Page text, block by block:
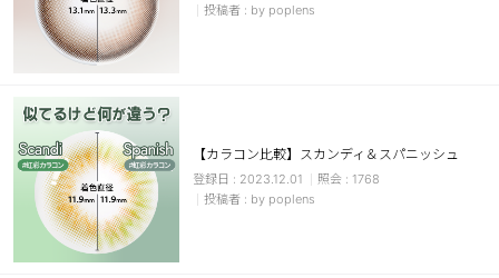
ケア用品
レビュー
EYEしてる
総合掲示板
by poplens
【カラコン比較】スカンディ＆スパニッシュ
2023.12.01
1768
by poplens